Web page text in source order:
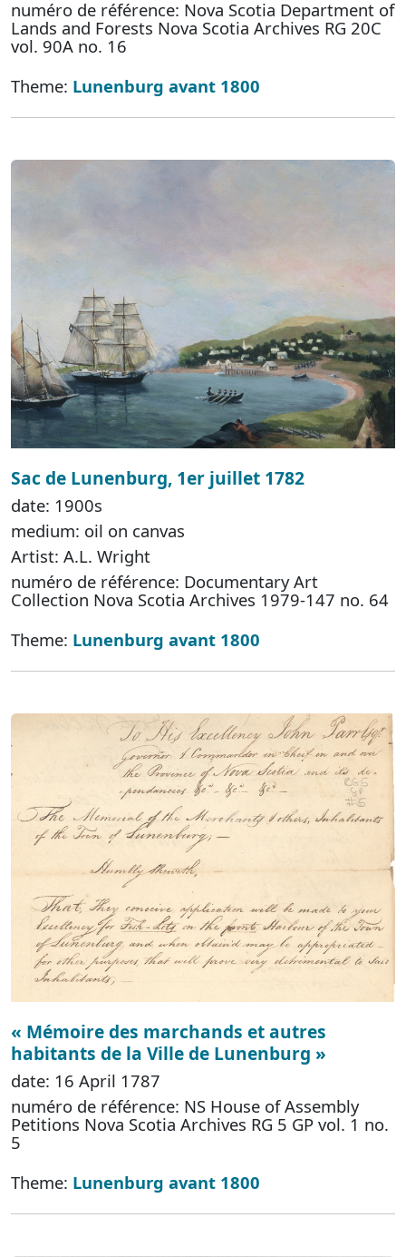
numéro de référence: Nova Scotia Department of
Lands and Forests Nova Scotia Archives RG 20C
vol. 90A no. 16
Theme: Lunenburg avant 1800
Sac de Lunenburg, 1er juillet 1782
date: 1900s
medium: oil on canvas
Artist: A.L. Wright
numéro de référence: Documentary Art
Collection Nova Scotia Archives 1979-147 no. 64
Theme: Lunenburg avant 1800
« Mémoire des marchands et autres
habitants de la Ville de Lunenburg »
date: 16 April 1787
numéro de référence: NS House of Assembly
Petitions Nova Scotia Archives RG 5 GP vol. 1 no.
5
Theme: Lunenburg avant 1800